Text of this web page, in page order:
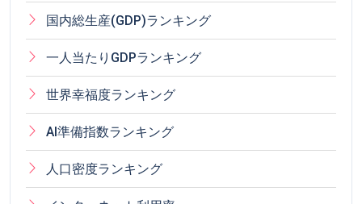
国内総生産(GDP)ランキング
一人当たりGDPランキング
世界幸福度ランキング
AI準備指数ランキング
人口密度ランキング